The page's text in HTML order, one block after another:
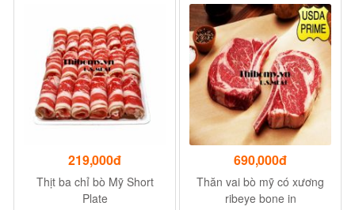
219,000đ
Thịt ba chỉ bò Mỹ Short
Plate
690,000đ
Thăn vai bò mỹ có xương
ribeye bone in